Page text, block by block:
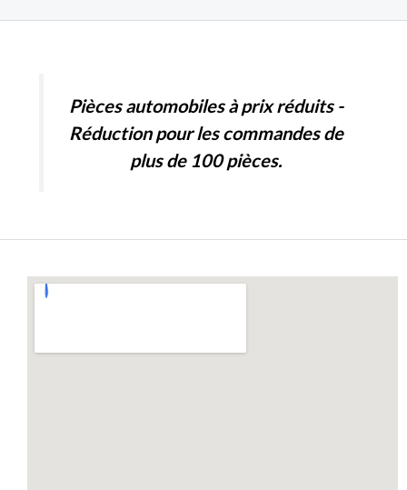
Pièces automobiles à prix réduits -
Réduction pour les commandes de
plus de 100 pièces.